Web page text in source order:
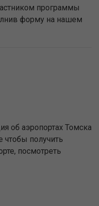
программы
форму на нашем
об аэропортах Томска
чтобы получить
посмотреть